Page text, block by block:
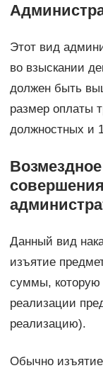
Этот вид
во взыскании
должен быть
размер оплаты
должностных и
Данный вид
изъятие
суммы, которую
реализации
реализацию).
Обычно